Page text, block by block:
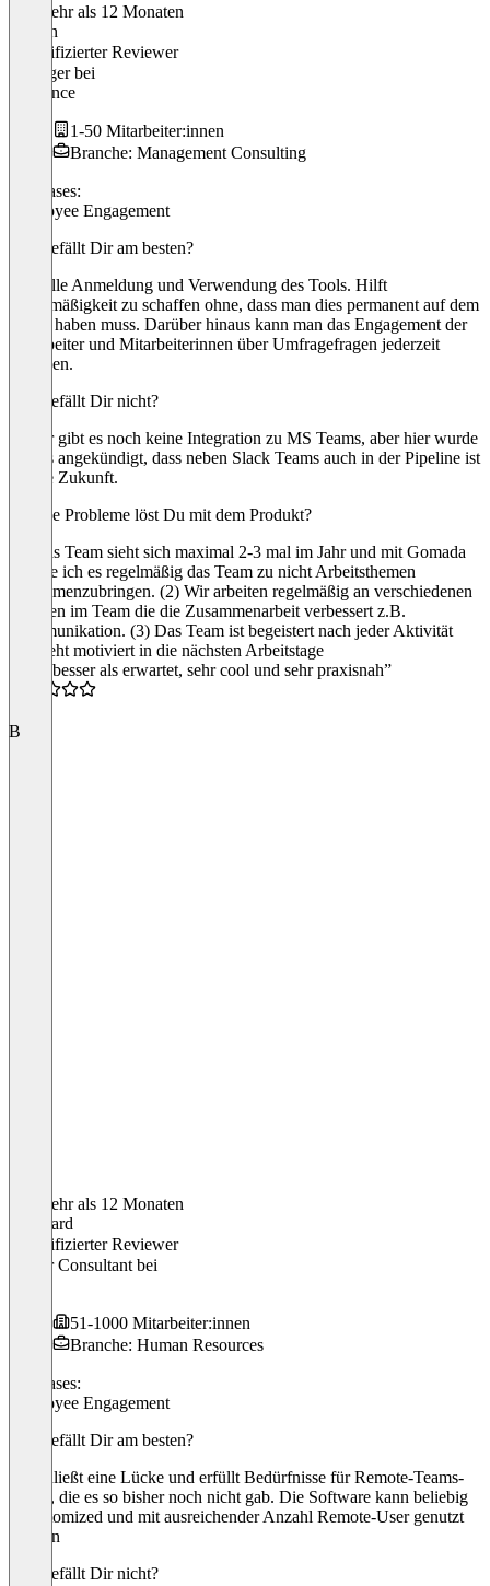
Vor mehr als 12 Monaten
Evelyn
Verifizierter Reviewer
Managerbei
Freelance
1-50 Mitarbeiter:innen
Branche: Management Consulting
Use cases:
Employee Engagement
Was gefällt Dir am besten?
Schnelle Anmeldung und Verwendung des Tools. Hilft
Regelmäßigkeit zu schaffen ohne, dass man dies permanent auf dem
Radar haben muss. Darüber hinaus kann man das Engagement der
Mitarbeiter und Mitarbeiterinnen über Umfragefragen jederzeit
einsehen.
Was gefällt Dir nicht?
Leider gibt es noch keine Integration zu MS Teams, aber hier wurde
bereits angekündigt, dass neben Slack Teams auch in der Pipeline ist
für die Zukunft.
Welche Probleme löst Du mit dem Produkt?
(1) Das Team sieht sich maximal 2-3 mal im Jahr und mit Gomada
schaffe ich es regelmäßig das Team zu nicht Arbeitsthemen
zusammenzubringen. (2) Wir arbeiten regelmäßig an verschiedenen
Themen im Team die die Zusammenarbeit verbessert z.B.
Kommunikation. (3) Das Team ist begeistert nach jeder Aktivität
und geht motiviert in die nächsten Arbeitstage
“Weit besser als erwartet, sehr cool und sehr praxisnah”
B
Vor mehr als 12 Monaten
Bernhard
Verifizierter Reviewer
Senior Consultant bei
51-1000 Mitarbeiter:innen
Branche: Human Resources
Use cases:
Employee Engagement
Was gefällt Dir am besten?
Es schließt eine Lücke und erfüllt Bedürfnisse für Remote-Teams-
Leads, die es so bisher noch nicht gab. Die Software kann beliebig
gecustomized und mit ausreichender Anzahl Remote-User genutzt
werden
Was gefällt Dir nicht?